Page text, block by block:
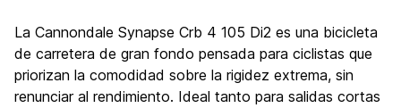
La Cannondale Synapse Crb 4 105 Di2 es una bicicleta
de carretera de gran fondo pensada para ciclistas que
priorizan la comodidad sobre la rigidez extrema, sin
renunciar al rendimiento. Ideal tanto para salidas cortas